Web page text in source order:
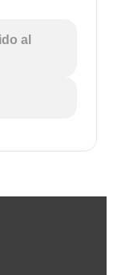
al